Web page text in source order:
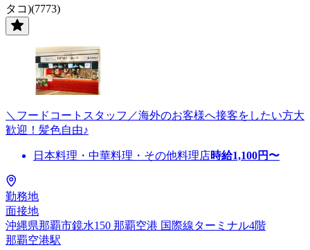
タコ)(7773)
＼フードコートスタッフ／海外のお客様へ接客をしたい方大
歓迎！髪色自由♪
日本料理・中華料理・その他料理店時給1,100円〜
勤務地
面接地
沖縄県那覇市鏡水150 那覇空港 国際線ターミナル4階
那覇空港駅